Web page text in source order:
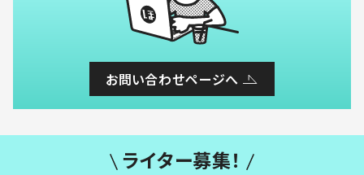
お問い合わせページへ
ライター募集！